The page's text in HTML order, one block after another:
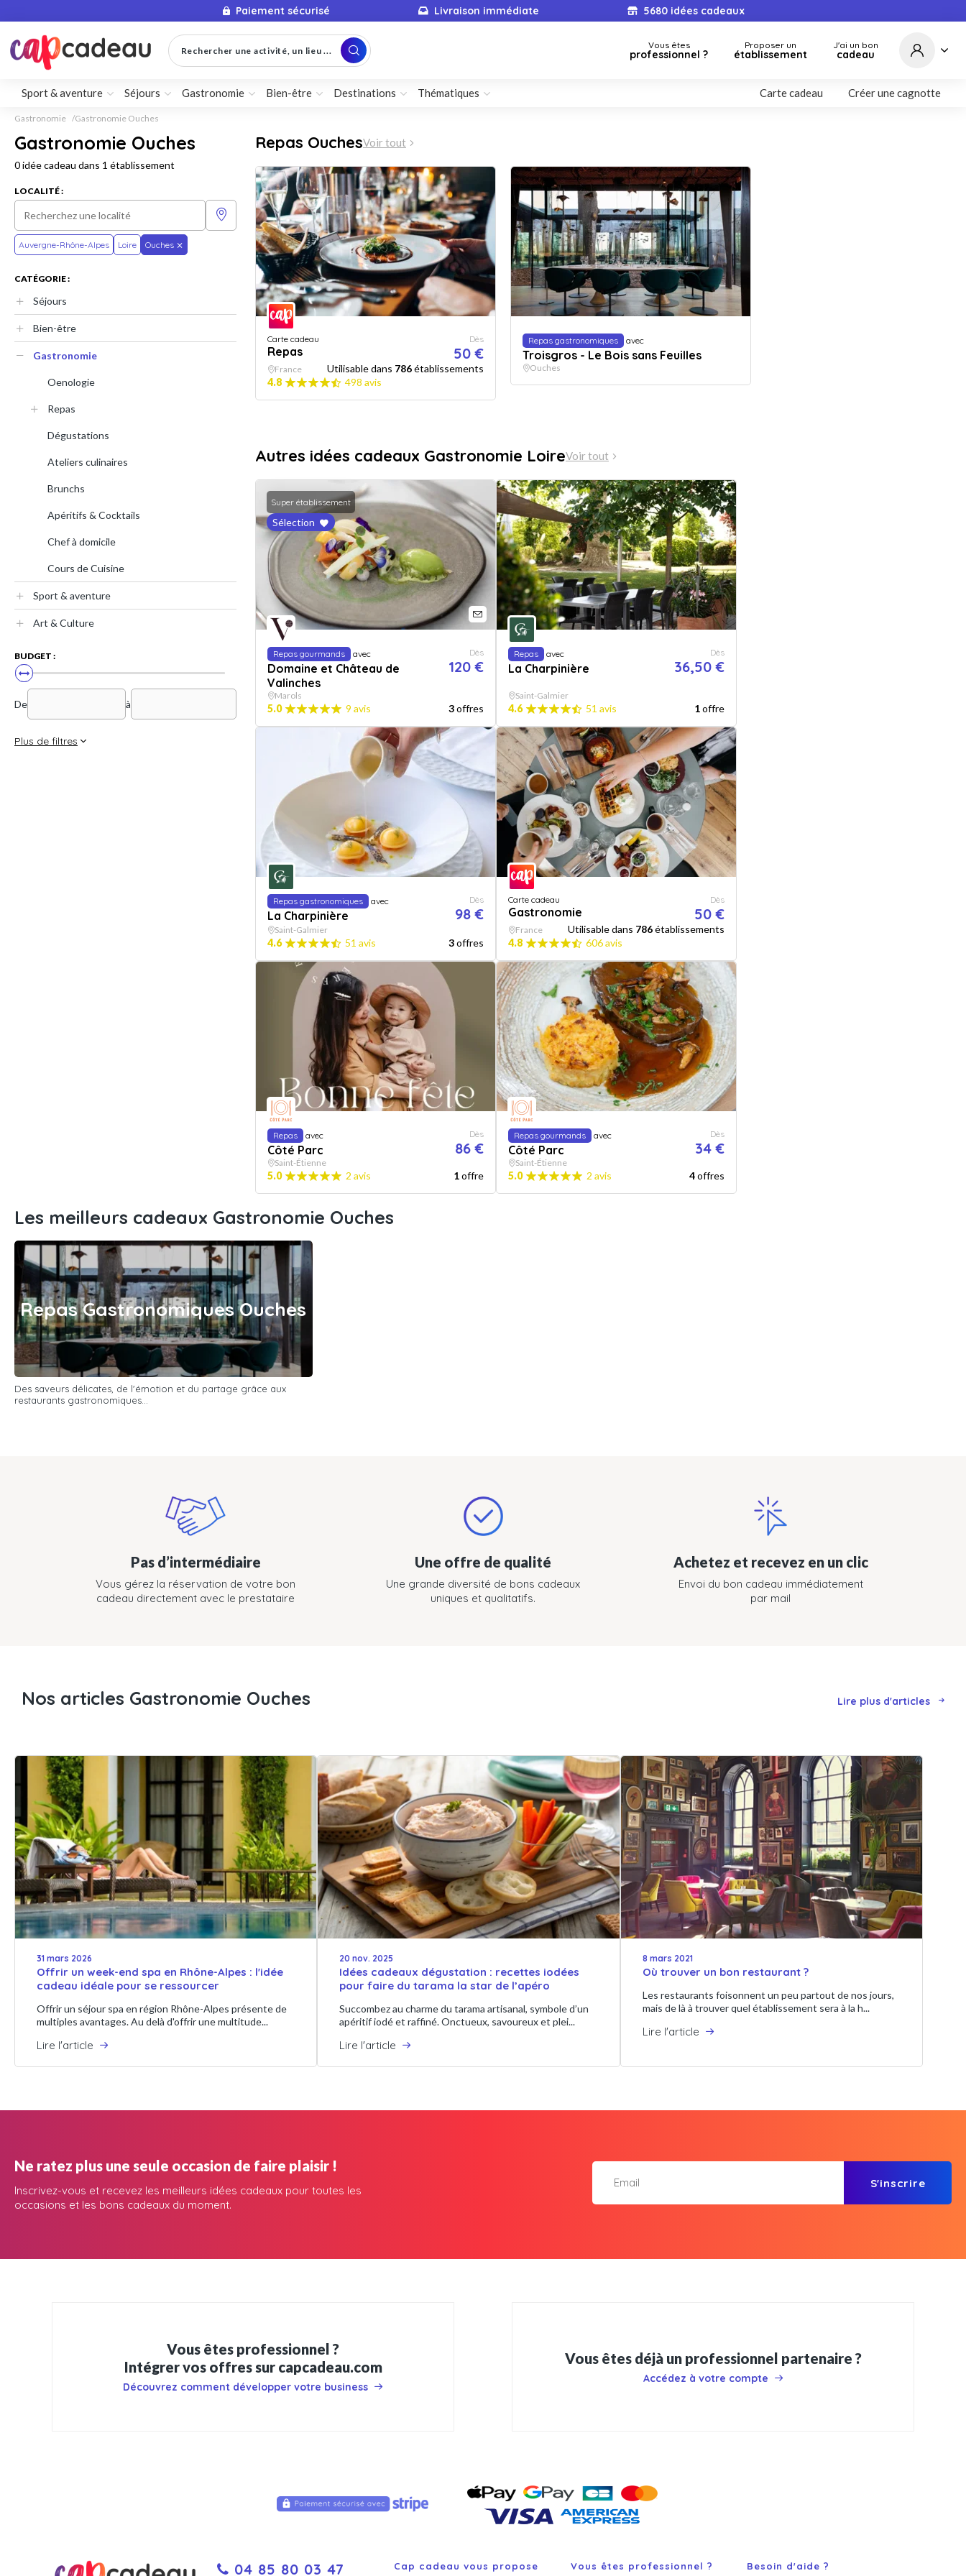
Paiement sécurisé Livraison immédiate 5680idées cadeaux
Rechercher une activité, un lieu ... Vous êtes
professionnel ?
Proposer un
établissement
J'ai un bon
cadeau
Sport & aventure Séjours Gastronomie Bien-être Destinations Thématiques Carte cadeau Créer une cagnotte
Gastronomie Gastronomie Ouches
Gastronomie Ouches
0 idée cadeau dans 1 établissement
LOCALITÉ :
Auvergne-Rhône-Alpes Loire Ouches
CATÉGORIE :
Séjours
Bien-être
Gastronomie
Oenologie
Repas
Dégustations
Ateliers culinaires
Brunchs
Apéritifs & Cocktails
Chef à domicile
Cours de Cuisine
Sport & aventure
Art & Culture
BUDGET :
De à
Plus de filtres
Repas OuchesVoir tout
Carte cadeau
Repas
Dès
50 €
France Utilisable dans 786établissements
4.8
498 avis
Repas gastronomiques avec
Troisgros - Le Bois sans Feuilles
Ouches
Autres idées cadeaux Gastronomie LoireVoir tout
Super établissement
Sélection
Repas gourmands avec
Domaine et Château de
Valinches
Dès
120 €
Marols
5.0 9 avis 3offres
Repas avec
La Charpinière
Dès
36,50 €
Saint-Galmier
4.6 51 avis 1offre
Repas gastronomiques avec
La Charpinière
Dès
98 €
Saint-Galmier
4.6 51 avis 3offres
Carte cadeau
Gastronomie
Dès
50 €
France Utilisable dans 786établissements
4.8
606 avis
Repas avec
Côté Parc
Dès
86 €
Saint-Étienne
5.0 2 avis 1offre
Repas gourmands avec
Côté Parc
Dès
34 €
Saint-Étienne
5.0 2 avis 4offres
Les meilleurs cadeaux Gastronomie Ouches
Repas Gastronomiques Ouches
Des saveurs délicates, de l'émotion et du partage grâce aux
restaurants gastronomiques...
Pas d’intermédiaire
Vous gérez la réservation de votre bon
cadeau directement avec le prestataire
Une offre de qualité
Une grande diversité de bons cadeaux
uniques et qualitatifs.
Achetez et recevez en un clic
Envoi du bon cadeau immédiatement
par mail
Nos articles Gastronomie Ouches Lire plus d'articles
31 mars 2026
Offrir un week-end spa en Rhône-Alpes : l'idée
cadeau idéale pour se ressourcer
Offrir un séjour spa en région Rhône-Alpes présente de
multiples avantages. Au delà d'offrir une multitude...
Lire l'article
20 nov. 2025
Idées cadeaux dégustation : recettes iodées
pour faire du tarama la star de l’apéro
Succombez au charme du tarama artisanal, symbole d’un
apéritif iodé et raffiné. Onctueux, savoureux et plei...
Lire l'article
8 mars 2021
Où trouver un bon restaurant ?
Les restaurants foisonnent un peu partout de nos jours,
mais de là à trouver quel établissement sera à la h...
Lire l'article
Ne ratez plus une seule occasion de faire plaisir !
Inscrivez-vous et recevez les meilleurs idées cadeaux pour toutes les
occasions et les bons cadeaux du moment.
S'inscrire
Vous êtes professionnel ?
Intégrer vos offres sur capcadeau.com
Découvrez comment développer votre business
Vous êtes déjà un professionnel partenaire ?
Accédez à votre compte
04 85 80 03 47 Cap cadeau vous propose Vous êtes professionnel ? Besoin d'aide ?